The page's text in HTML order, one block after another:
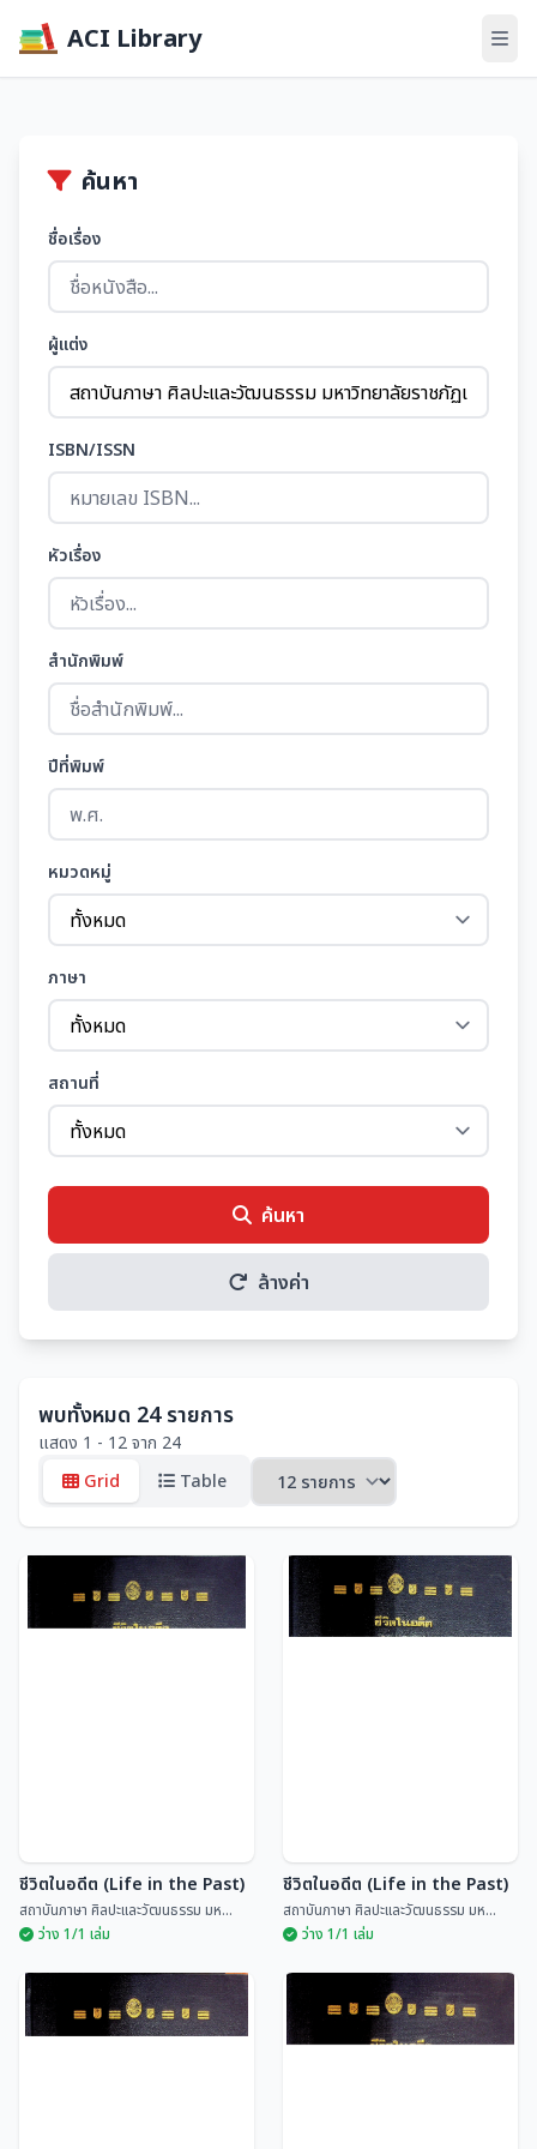
ACI Library
ค้นหา
ชื่อเรื่อง
ผู้แต่ง
ISBN/ISSN
หัวเรื่อง
สำนักพิมพ์
ปีที่พิมพ์
หมวดหมู่
ภาษา
สถานที่
ค้นหา
ล้างค่า
พบทั้งหมด 24 รายการ
แสดง 1 - 12 จาก 24
Grid
Table
ชีวิตในอดีต (Life in the Past)
สถาบันภาษา ศิลปะและวัฒนธรรม มห...
ว่าง 1/1 เล่ม
ชีวิตในอดีต (Life in the Past)
สถาบันภาษา ศิลปะและวัฒนธรรม มห...
ว่าง 1/1 เล่ม